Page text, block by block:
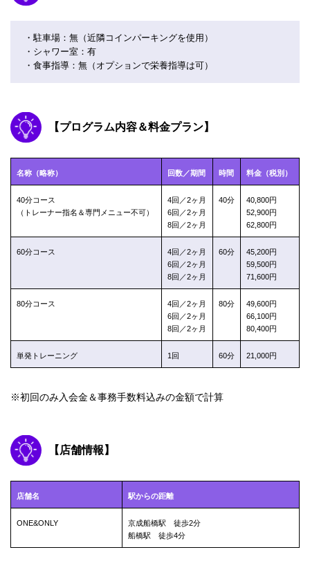
・駐車場：無（近隣コインパーキングを使用）
・シャワー室：有
・食事指導：無（オプションで栄養指導は可）
【プログラム内容＆料金プラン】
名称（略称） 回数／期間 時間 料金（税別）
40分コース
（トレーナー指名＆専門メニュー不可）
4回／2ヶ月
6回／2ヶ月
8回／2ヶ月
40分
40,800円
52,900円
62,800円
60分コース
4回／2ヶ月
6回／2ヶ月
8回／2ヶ月
60分
45,200円
59,500円
71,600円
80分コース
4回／2ヶ月
6回／2ヶ月
8回／2ヶ月
80分
49,600円
66,100円
80,400円
単発トレーニング 1回 60分 21,000円
※初回のみ入会金＆事務手数料込みの金額で計算
【店舗情報】
店舗名 駅からの距離
ONE&ONLY
京成船橋駅 徒歩2分
船橋駅 徒歩4分